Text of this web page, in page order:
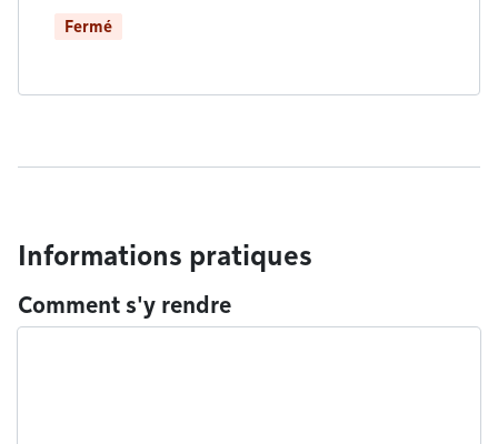
Fermé
Informations pratiques
Comment s'y rendre